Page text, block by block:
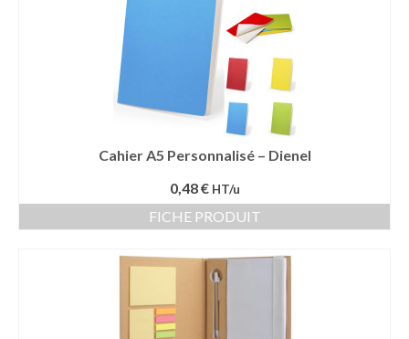
Cahier A5 Personnalisé – Dienel
0,48 € HT/u
FICHE PRODUIT